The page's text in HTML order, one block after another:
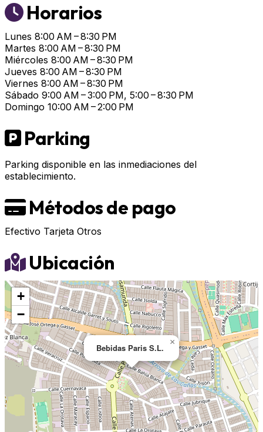
Horarios
Lunes 8:00 AM – 8:30 PM
Martes 8:00 AM – 8:30 PM
Miércoles 8:00 AM – 8:30 PM
Jueves 8:00 AM – 8:30 PM
Viernes 8:00 AM – 8:30 PM
Sábado 9:00 AM – 3:00 PM, 5:00 – 8:30 PM
Domingo 10:00 AM – 2:00 PM
Parking
Parking disponible en las inmediaciones del
establecimiento.
Métodos de pago
Efectivo Tarjeta Otros
Ubicación
Bebidas Paris S.L.
×
+
−